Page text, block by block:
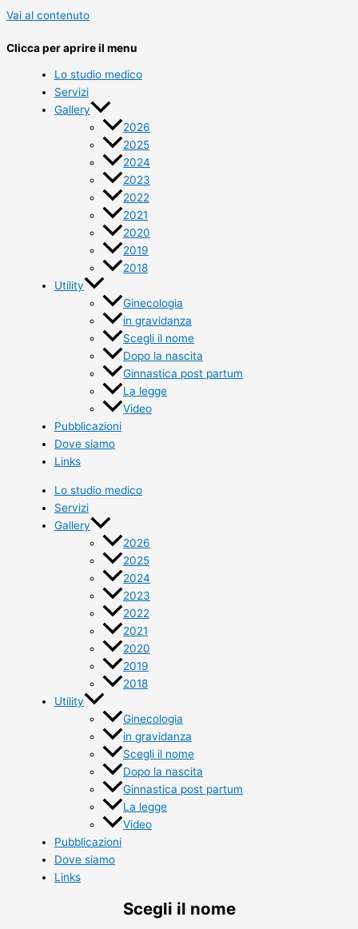
Vai al contenuto
Clicca per aprire il menu
Lo studio medico
Servizi
Gallery
2026
2025
2024
2023
2022
2021
2020
2019
2018
Utility
Ginecologia
in gravidanza
Scegli il nome
Dopo la nascita
Ginnastica post partum
La legge
Video
Pubblicazioni
Dove siamo
Links
Lo studio medico
Servizi
Gallery
2026
2025
2024
2023
2022
2021
2020
2019
2018
Utility
Ginecologia
in gravidanza
Scegli il nome
Dopo la nascita
Ginnastica post partum
La legge
Video
Pubblicazioni
Dove siamo
Links
Scegli il nome